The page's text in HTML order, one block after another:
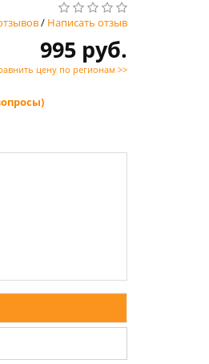
/ Написать отзыв
995 руб.
цену по регионам >>